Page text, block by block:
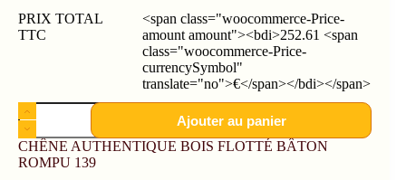
PRIX TOTAL
TTC
<span class="woocommerce-Price-
amount amount"><bdi>252.61 <span
class="woocommerce-Price-
currencySymbol"
translate="no">€</span></bdi></span>
Ajouter au panier
CHÊNE AUTHENTIQUE BOIS FLOTTÉ BÂTON
ROMPU 139